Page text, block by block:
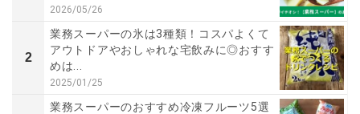
2026/05/26
2
業務スーパーの氷は3種類！コスパよくて
アウトドアやおしゃれな宅飲みに◎おすす
めは...
2025/01/25
業務スーパーのおすすめ冷凍フルーツ5選